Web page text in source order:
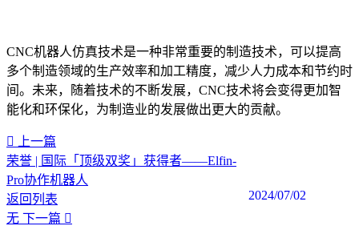
CNC机器人仿真技术是一种非常重要的制造技术，可以提高
多个制造领域的生产效率和加工精度，减少人力成本和节约时
间。未来，随着技术的不断发展，CNC技术将会变得更加智
能化和环保化，为制造业的发展做出更大的贡献。‍
上一篇
荣誉 | 国际「顶级双奖」获得者——Elfin-
Pro协作机器人
2024/07/02
返回列表
无 下一篇